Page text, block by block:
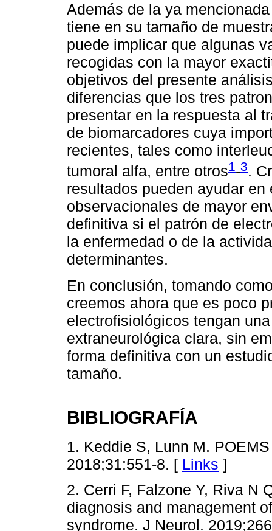
Además de la ya
tiene en su tamaño de
puede implicar que algunas
recogidas con la mayor
objetivos del presente
diferencias que los tres
presentar en la respuesta al
de biomarcadores cuya
recientes, tales como
tumoral alfa, entre otros1-3.
resultados pueden ayudar
observacionales de mayor
definitiva si el patrón de
la enfermedad o de la
determinantes.
En conclusión, tomando
creemos ahora que es poco
electrofisiológicos tengan
extraneurológica clara, sin
forma definitiva con un
tamaño.
BIBLIOGRAFÍA
1. Keddie S, Lunn M.
2018;31:551-8. [ Links ]
2. Cerri F, Falzone Y, Riva N
diagnosis and management
syndrome. J Neurol.